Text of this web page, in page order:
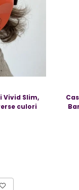
Slim,
culori